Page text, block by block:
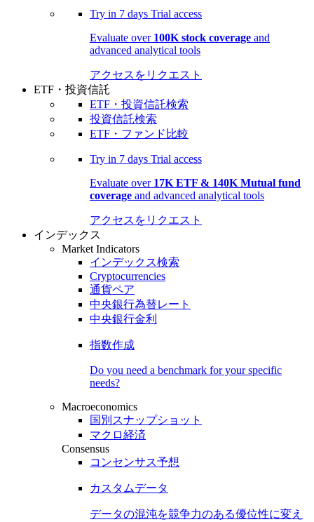
Try in 7 days Trial access
Evaluate over 100K stock coverage and
advanced analytical tools
アクセスをリクエスト
ETF・投資信託
ETF・投資信託検索
投資信託検索
ETF・ファンド比較
Try in 7 days Trial access
Evaluate over 17K ETF & 140K Mutual fund
coverage and advanced analytical tools
アクセスをリクエスト
インデックス
Market Indicators
インデックス検索
Cryptocurrencies
通貨ペア
中央銀行為替レート
中央銀行金利
指数作成
Do you need a benchmark for your specific
needs?
Macroeconomics
国別スナップショット
マクロ経済
Consensus
コンセンサス予想
カスタムデータ
データの混沌を競争力のある優位性に変え